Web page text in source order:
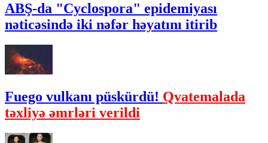
ABŞ-da "Cyclospora" epidemiyası
nəticəsində iki nəfər həyatını itirib
Fuego vulkanı püskürdü! Qvatemalada
təxliyə əmrləri verildi